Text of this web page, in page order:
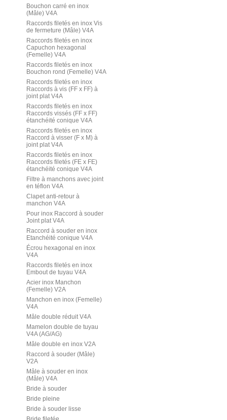
Bouchon carré en inox
(Mâle) V4A
Raccords filetés en inox Vis
de fermeture (Mâle) V4A
Raccords filetés en inox
Capuchon hexagonal
(Femelle) V4A
Raccords filetés en inox
Bouchon rond (Femelle) V4A
Raccords filetés en inox
Raccords à vis (FF x FF) à
joint plat V4A
Raccords filetés en inox
Raccords vissés (FF x FF)
étanchéité conique V4A
Raccords filetés en inox
Raccord à visser (F x M) à
joint plat V4A
Raccords filetés en inox
Raccords filetés (FE x FE)
étanchéité conique V4A
Filtre à manchons avec joint
en téflon V4A
Clapet anti-retour à
manchon V4A
Pour inox Raccord à souder
Joint plat V4A
Raccord à souder en inox
Etanchéité conique V4A
Écrou hexagonal en inox
V4A
Raccords filetés en inox
Embout de tuyau V4A
Acier inox Manchon
(Femelle) V2A
Manchon en inox (Femelle)
V4A
Mâle double réduit V4A
Mamelon double de tuyau
V4A (AG/AG)
Mâle double en inox V2A
Raccord à souder (Mâle)
V2A
Mâle à souder en inox
(Mâle) V4A
Bride à souder
Bride pleine
Bride à souder lisse